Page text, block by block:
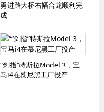
勇进路大桥右幅合龙顺利完
成
“剑指”特斯拉Model 3，宝
马i4在慕尼黑工厂投产